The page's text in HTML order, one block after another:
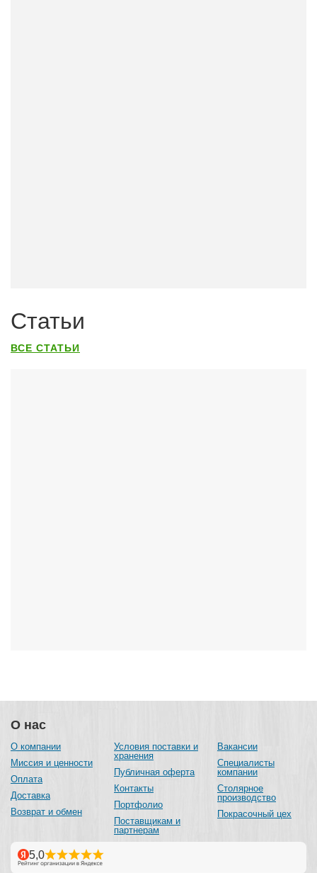
Статьи
ВСЕ СТАТЬИ
О нас
О компании
Миссия и ценности
Оплата
Доставка
Возврат и обмен
Условия поставки и
хранения
Публичная оферта
Контакты
Портфолио
Поставщикам и
партнерам
Вакансии
Специалисты
компании
Столярное
производство
Покрасочный цех